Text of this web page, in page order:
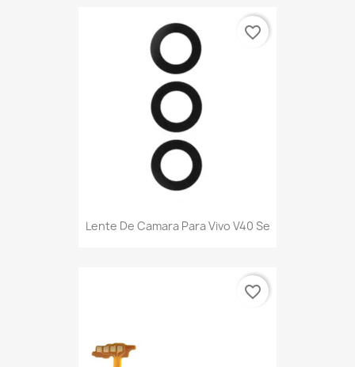
Lente De Camara Para Vivo V40 Se
favorite_border
favorite_border